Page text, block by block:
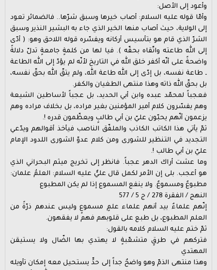
وأعود إلى الأصل:
وأمّا قوله عليه السلام: أصاب خيرها وسبق شرّها.. فالضمائر تعود
إلى الولاية، حيث أصاب منها الخير الذي جاء به البشير النذير وسبق
الشرّ الذي قام هو بتأسيس أركانه ويفسّره قوله اللاحق وهو: ( أدّى
إلى الله طاعته واتّقاه بحقّه ). فيا لها من كلمةٍ جامعةٍ تدلّ دلالةً
واضحةً على أنّه أكفر خلق الله في التاريخ لأنّه لم يؤدّ إلى الله الطاعة
ـ طاعة نفسه، بل إدّى إلى الله طاعة الله، ولم يتقّ الله بحقّ نفسه،
بل بحقّ الله ذاته وهذا منتهى الطغيان والكفر.
فعجباً لمحمّد عبده وابن أبي الحديد، بل عجباً لأساطين الشيعة
وهم يفسّرون كلام أمير المؤمنين بغير مراده، بل بخلاف مراده وهم
يزعمون أنّهم يحبّون عليّ بن أبي طالبٍ ويعظّمون قدره !.
ثمّ يأتي هذا الكاتب الكاذب والملفّق الناصب فيأخذ أقوالهم ويدّعي
التجديد في التنظير للشورى ومن كلام عدوّ الشورى اللدود الإمام
عليّ بن أبي طالب !.
وما عشت أراك الدهر عجباً. فانظر إلى تخريج ميثم البحراني الذي
هو أعجب. بلى إن الأمر لكمل قال عليٌّ عليه السلام: العلمُ علمان:
مطبوعٌ ومسموعٌ. ولا ينفع المسموع إذا لم يكن المطبوع
النهج / الفقرة 278 / ج 5 / 577
إنّهم علماءٌ بيد أنهم علماء علمٍ مسموعٍ وليس عندهم ذرّةً من
العلم المطبوع، بل طبع على قلوبهم فهم لا يفقهون.
ثمّ ختم عليه السلام كلامه بالقول:
فتركهم في طرقٍ متشعّبةٍ لا يهتدي بها الضّال ولا يستيقن
المهتدي
وهذا منتهى الذمّ وهو واضحٌ جداً إلى حدٍّ يستحيل معه إمكان تأويله